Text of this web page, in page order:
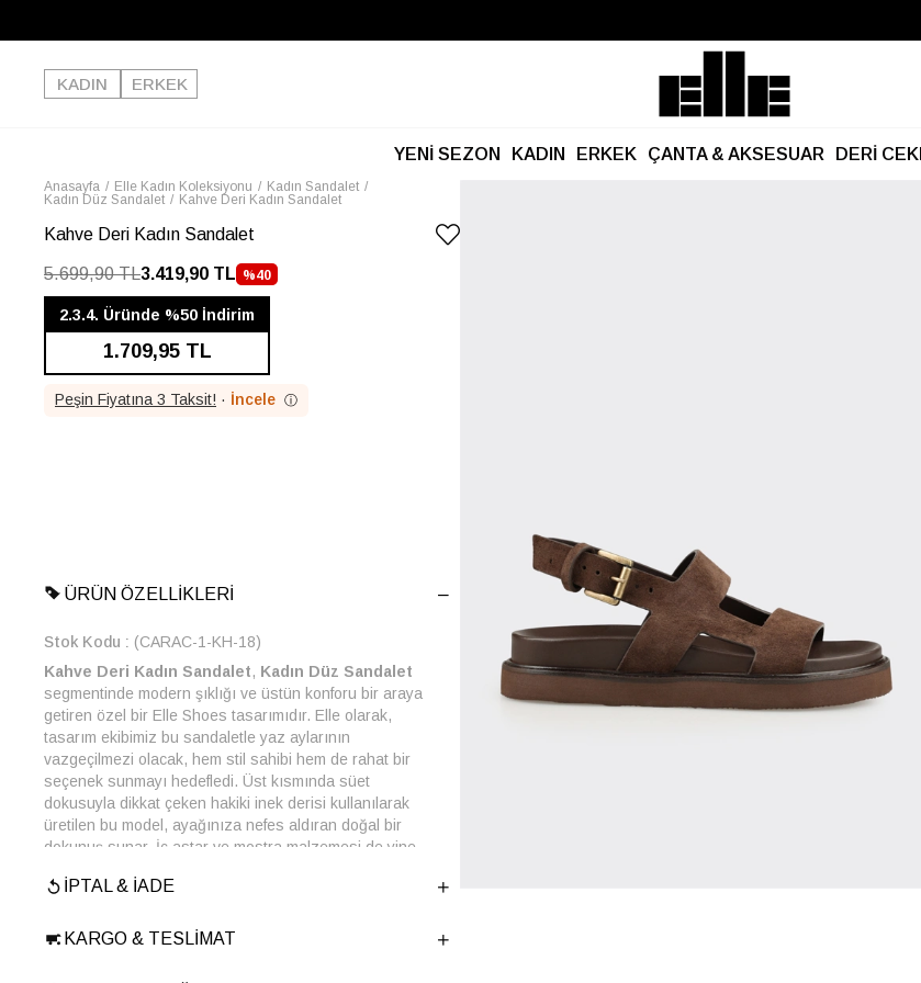
Kargo Ücretsiz!
KADIN
ERKEK
YENİ SEZON KADIN ERKEK ÇANTA & AKSESUAR DERİ
Anasayfa Elle Kadın Koleksiyonu
Kadın Sandalet
Kadın Düz Sandalet
Kahve Deri Kadın Sandalet
Kahve Deri Kadın Sandalet
5.699,90 TL3.419,90 TL %40
İNDIRIM
2.3.4. Üründe %50 İndirim
1.709,95 TL
Peşin Fiyatına 3 Taksit! · İncele ⓘ
ÜRÜN ÖZELLIKLERI
Stok Kodu
(CARAC-1-KH-18)
Kahve Deri Kadın Sandalet, Kadın Düz Sandalet
segmentinde modern şıklığı ve üstün konforu bir araya
getiren özel bir Elle Shoes tasarımıdır. Elle olarak,
tasarım ekibimiz bu sandaletle yaz aylarının
vazgeçilmezi olacak, hem stil sahibi hem de rahat bir
seçenek sunmayı hedefledi. Üst kısmında süet
dokusuyla dikkat çeken hakiki inek derisi kullanılarak
üretilen bu model, ayağınıza nefes aldıran doğal bir
dokunuş sunar. İç astar ve mostra malzemesi de yine
garanti eder.
taban yüksekliğiyle adımlarınıza denge ve rahatlık
sağlar. Ön kısımda kesik detaylı bantları ve altın rengi
İPTAL & İADE
KARGO & TESLIMAT